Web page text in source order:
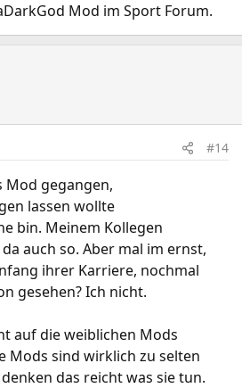
Mod im Sport Forum.
#14
Mod gegangen,
lassen wollte
bin. Meinem Kollegen
auch so. Aber mal im ernst,
ihrer Karriere, nochmal
gesehen? Ich nicht.
auf die weiblichen Mods
Mods sind wirklich zu selten
das reicht was sie tun.